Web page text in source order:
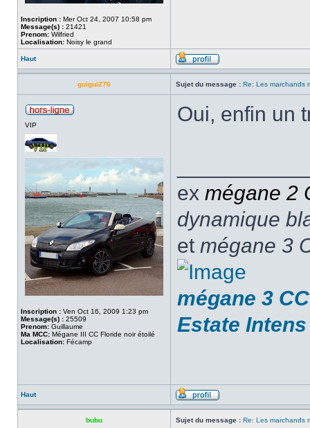
Inscription : Mer Oct 24, 2007 10:58 pm
Message(s) : 21421
Prenom: Wilfried
Localisation: Noisy le grand
Haut
guigui276 Sujet du message : Re: Les marchands
VIP
Inscription : Ven Oct 16, 2009 1:23 pm
Message(s) : 25509
Prenom: Guillaume
Ma MCC: Mégane III CC Floride noir étoilé
Localisation: Fécamp
Oui, enfin un
ex mégane 2
dynamique
et mégane 3
mégane 3
Estate
Haut
bubu Sujet du message : Re: Les marchands